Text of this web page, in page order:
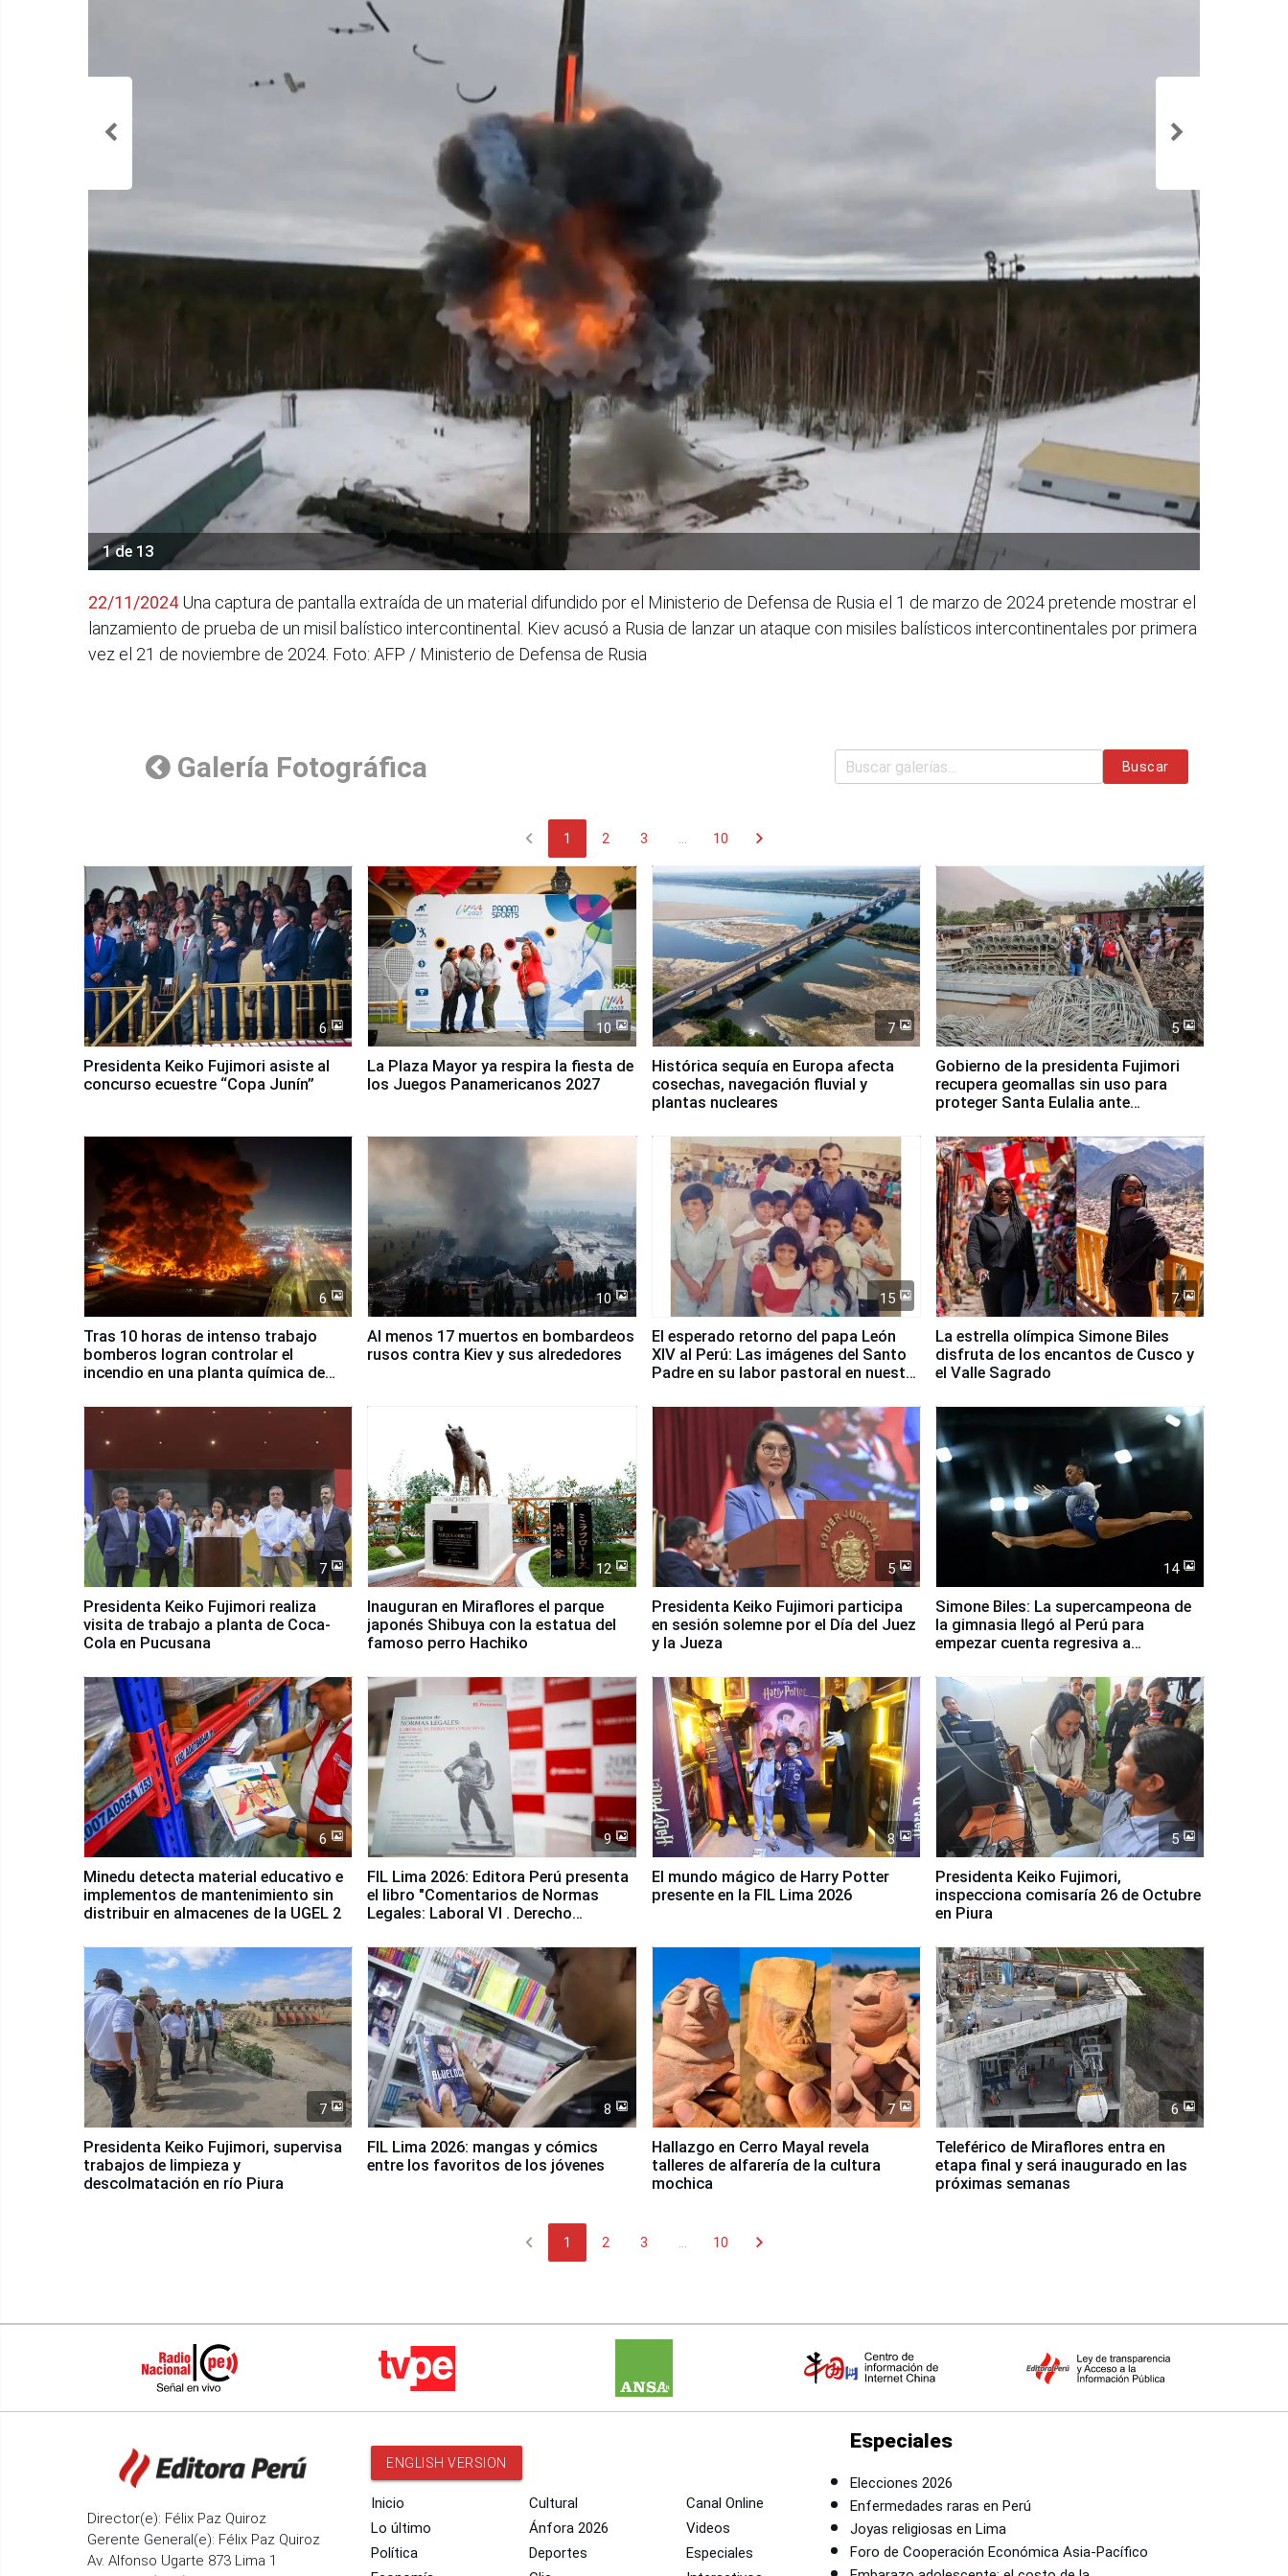
1 de 13
22/11/2024 Una captura de pantalla extraída de un material difundido por el Ministerio de Defensa de Rusia el 1 de marzo de 2024 pretende mostrar el
lanzamiento de prueba de un misil balístico intercontinental. Kiev acusó a Rusia de lanzar un ataque con misiles balísticos intercontinentales por primera
vez el 21 de noviembre de 2024. Foto: AFP / Ministerio de Defensa de Rusia
Galería Fotográfica Buscar
chevron_left 1 2 3 ... 10 chevron_right
6
Presidenta Keiko Fujimori asiste al
concurso ecuestre “Copa Junín”
10
La Plaza Mayor ya respira la fiesta de
los Juegos Panamericanos 2027
7
Histórica sequía en Europa afecta
cosechas, navegación fluvial y
plantas nucleares
5
Gobierno de la presidenta Fujimori
recupera geomallas sin uso para
proteger Santa Eulalia ante
6
Tras 10 horas de intenso trabajo
bomberos logran controlar el
incendio en una planta química de
10
Al menos 17 muertos en bombardeos
rusos contra Kiev y sus alrededores
15
El esperado retorno del papa León
XIV al Perú: Las imágenes del Santo
Padre en su labor pastoral en nuestro
7
La estrella olímpica Simone Biles
disfruta de los encantos de Cusco y
el Valle Sagrado
7
Presidenta Keiko Fujimori realiza
visita de trabajo a planta de Coca-
Cola en Pucusana
12
Inauguran en Miraflores el parque
japonés Shibuya con la estatua del
famoso perro Hachiko
5
Presidenta Keiko Fujimori participa
en sesión solemne por el Día del Juez
y la Jueza
14
Simone Biles: La supercampeona de
la gimnasia llegó al Perú para
empezar cuenta regresiva a
6
Minedu detecta material educativo e
implementos de mantenimiento sin
distribuir en almacenes de la UGEL 2
9
FIL Lima 2026: Editora Perú presenta
el libro "Comentarios de Normas
Legales: Laboral Vl . Derecho
8
El mundo mágico de Harry Potter
presente en la FIL Lima 2026
5
Presidenta Keiko Fujimori,
inspecciona comisaría 26 de Octubre
en Piura
7
Presidenta Keiko Fujimori, supervisa
trabajos de limpieza y
descolmatación en río Piura
8
FIL Lima 2026: mangas y cómics
entre los favoritos de los jóvenes
7
Hallazgo en Cerro Mayal revela
talleres de alfarería de la cultura
mochica
6
Teleférico de Miraflores entra en
etapa final y será inaugurado en las
próximas semanas
chevron_left 1 2 3 ... 10 chevron_right
Director(e): Félix Paz Quiroz
Gerente General(e): Félix Paz Quiroz
Av. Alfonso Ugarte 873 Lima 1
ENGLISH VERSION
Inicio
Lo último
Política
Cultural
Ánfora 2026
Deportes
Canal Online
Videos
Especiales
Especiales
Elecciones 2026
Enfermedades raras en Perú
Joyas religiosas en Lima
Foro de Cooperación Económica Asia-Pacífico